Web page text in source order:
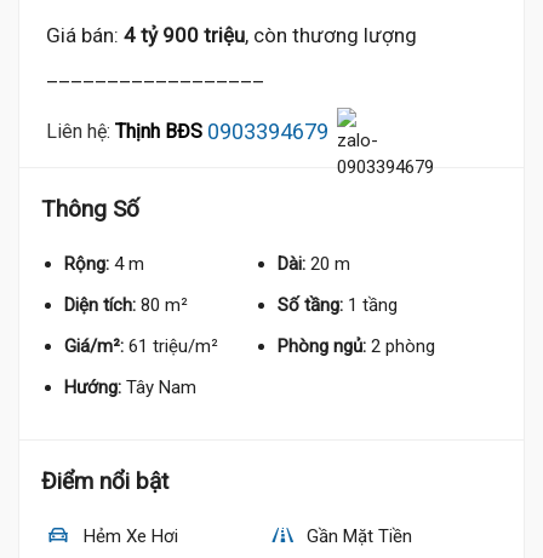
Giá bán: 4 tỷ 900 triệu, còn thương lượng
Liên hệ: Thịnh BĐS 0903394679
Thông Số
Rộng: 4 m Dài: 20 m
Diện tích: 80 m² Số tầng: 1 tầng
Giá/m²: 61 triệu/m² Phòng ngủ: 2 phòng
Hướng: Tây Nam
Điểm nổi bật
Hẻm Xe Hơi Gần Mặt Tiền